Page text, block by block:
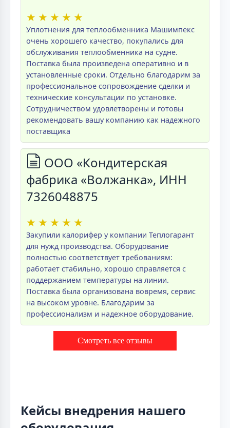
★ ★ ★ ★ ★
Уплотнения для теплообменника Машимпекс
очень хорошего качество, покупались для
обслуживания теплообменника на судне.
Поставка была произведена оперативно и в
установленные сроки. Отдельно благодарим за
профессиональное сопровождение сделки и
технические консультации по установке.
Сотрудничеством удовлетворены и готовы
рекомендовать вашу компанию как надежного
поставщика
ООО «Кондитерская
фабрика «Волжанка», ИНН
7326048875
★ ★ ★ ★ ★
Закупили калорифер у компании Теплогарант
для нужд производства. Оборудование
полностью соответствует требованиям:
работает стабильно, хорошо справляется с
поддержанием температуры на линии.
Поставка была организована вовремя, сервис
на высоком уровне. Благодарим за
профессионализм и надежное оборудование.
Смотреть все отзывы
Кейсы внедрения нашего